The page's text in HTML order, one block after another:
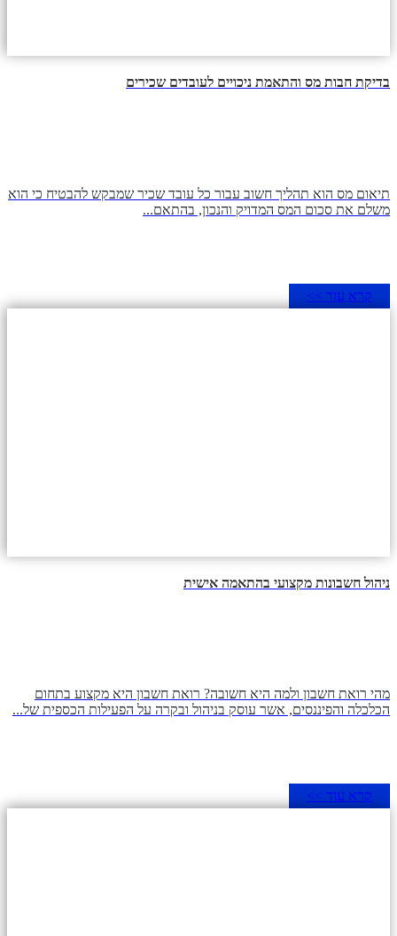
בדיקת חבות מס והתאמת ניכויים לעובדים שכירים
תיאום מס הוא תהליך חשוב עבור כל עובד שכיר שמבקש להבטיח כי הוא
משלם את סכום המס המדויק והנכון, בהתאם...
קרא עוד >>
ניהול חשבונות מקצועי בהתאמה אישית
מהי רואת חשבון ולמה היא חשובה? רואת חשבון היא מקצוע בתחום
הכלכלה והפיננסים, אשר עוסק בניהול ובקרה על הפעילות הכספית של...
קרא עוד >>